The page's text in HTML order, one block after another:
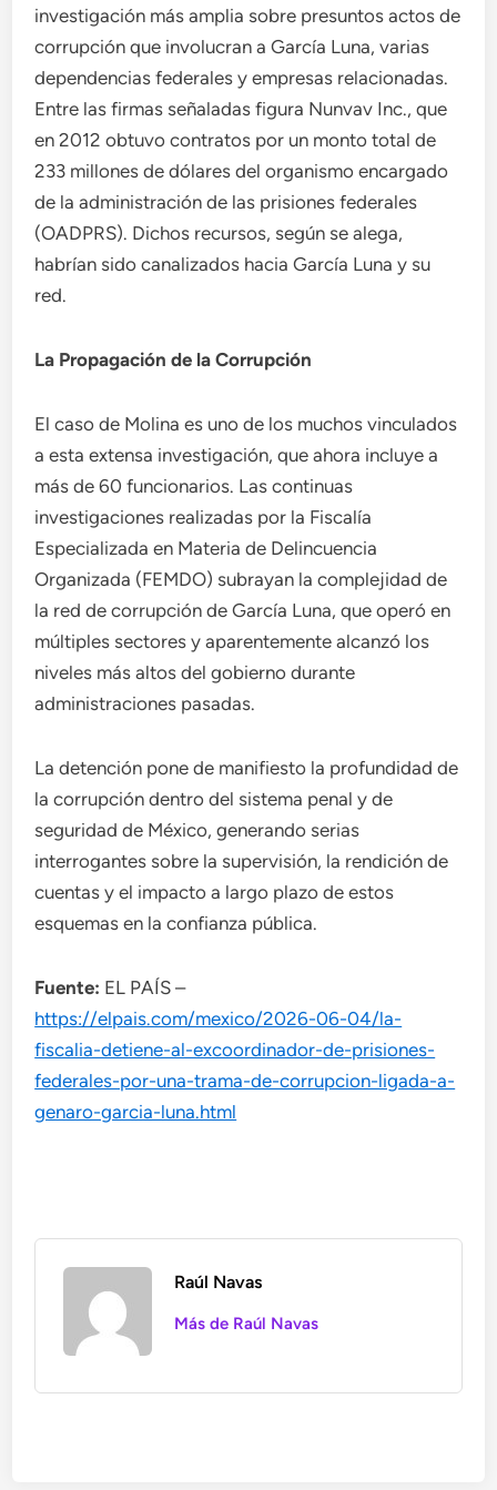
investigación más amplia sobre presuntos actos de
corrupción que involucran a García Luna, varias
dependencias federales y empresas relacionadas.
Entre las firmas señaladas figura Nunvav Inc., que
en 2012 obtuvo contratos por un monto total de
233 millones de dólares del organismo encargado
de la administración de las prisiones federales
(OADPRS). Dichos recursos, según se alega,
habrían sido canalizados hacia García Luna y su
red.
La Propagación de la Corrupción
El caso de Molina es uno de los muchos vinculados
a esta extensa investigación, que ahora incluye a
más de 60 funcionarios. Las continuas
investigaciones realizadas por la Fiscalía
Especializada en Materia de Delincuencia
Organizada (FEMDO) subrayan la complejidad de
la red de corrupción de García Luna, que operó en
múltiples sectores y aparentemente alcanzó los
niveles más altos del gobierno durante
administraciones pasadas.
La detención pone de manifiesto la profundidad de
la corrupción dentro del sistema penal y de
seguridad de México, generando serias
interrogantes sobre la supervisión, la rendición de
cuentas y el impacto a largo plazo de estos
esquemas en la confianza pública.
Fuente: EL PAÍS –
https://elpais.com/mexico/2026-06-04/la-
fiscalia-detiene-al-excoordinador-de-prisiones-
federales-por-una-trama-de-corrupcion-ligada-a-
genaro-garcia-luna.html
Raúl Navas
Más de Raúl Navas